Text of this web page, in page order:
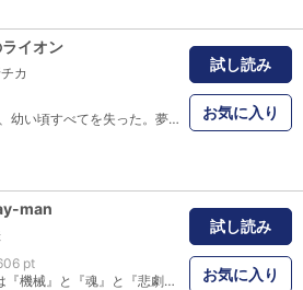
イオン
カ
その少年は、幼い頃すべてを失った。夢も家族も居場所も──。この物語は、そんな少年がすべてを取り戻すストーリー。その少年の職業は──やさしさ溢れるラブストーリー。
試し読み
お気に入り
man
pt
AKUMAとは『機械』と『魂』と『悲劇』を材料に造（う）まれる悲しき悪性兵器。そのAKUMAを製造し世界の終焉を目論む「千年伯爵」に対抗するため、神の十字架を左手に持つエクソシスト・アレンの戦いが始まる!!
試し読み
お気に入り